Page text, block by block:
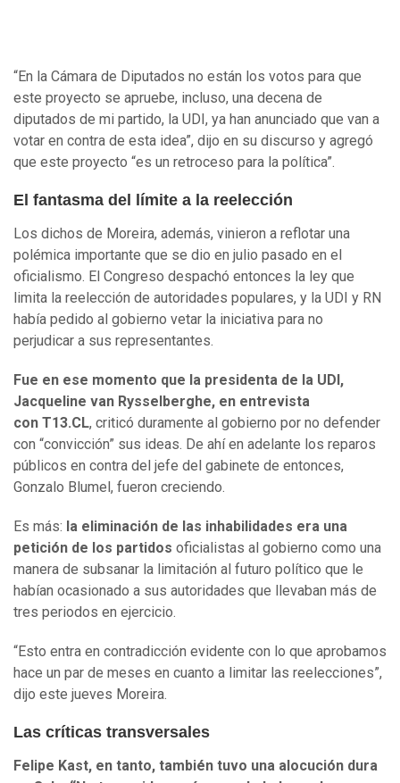
“En la Cámara de Diputados no están los votos para que
este proyecto se apruebe, incluso, una decena de
diputados de mi partido, la UDI, ya han anunciado que van a
votar en contra de esta idea”, dijo en su discurso y agregó
que este proyecto “es un retroceso para la política”.
El fantasma del límite a la reelección
Los dichos de Moreira, además, vinieron a reflotar una
polémica importante que se dio en julio pasado en el
oficialismo. El Congreso despachó entonces la ley que
limita la reelección de autoridades populares, y la UDI y RN
había pedido al gobierno vetar la iniciativa para no
perjudicar a sus representantes.
Fue en ese momento que la presidenta de la UDI,
Jacqueline van Rysselberghe, en entrevista
con T13.CL, criticó duramente al gobierno por no defender
con “convicción” sus ideas. De ahí en adelante los reparos
públicos en contra del jefe del gabinete de entonces,
Gonzalo Blumel, fueron creciendo.
Es más: la eliminación de las inhabilidades era una
petición de los partidos oficialistas al gobierno como una
manera de subsanar la limitación al futuro político que le
habían ocasionado a sus autoridades que llevaban más de
tres periodos en ejercicio.
“Esto entra en contradicción evidente con lo que aprobamos
hace un par de meses en cuanto a limitar las reelecciones”,
dijo este jueves Moreira.
Las críticas transversales
Felipe Kast, en tanto, también tuvo una alocución dura